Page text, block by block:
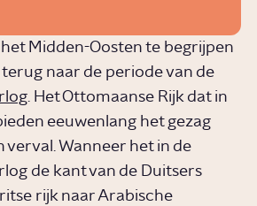
Midden-Oosten te begrijpen
naar de periode van de
. Het Ottomaanse Rijk dat in
eeuwenlang het gezag
verval. Wanneer het in de
de kant van de Duitsers
rijk naar Arabische